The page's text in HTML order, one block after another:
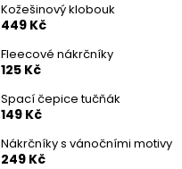
Kožešinový klobouk
449 Kč
Fleecové nákrčníky
125 Kč
Spací čepice tučňák
149 Kč
Nákrčníky s vánočními motivy
249 Kč